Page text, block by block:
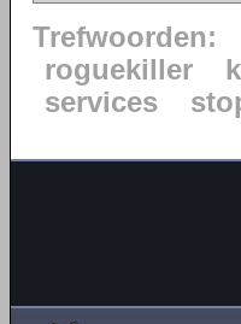
Trefwoorden:
roguekiller
services